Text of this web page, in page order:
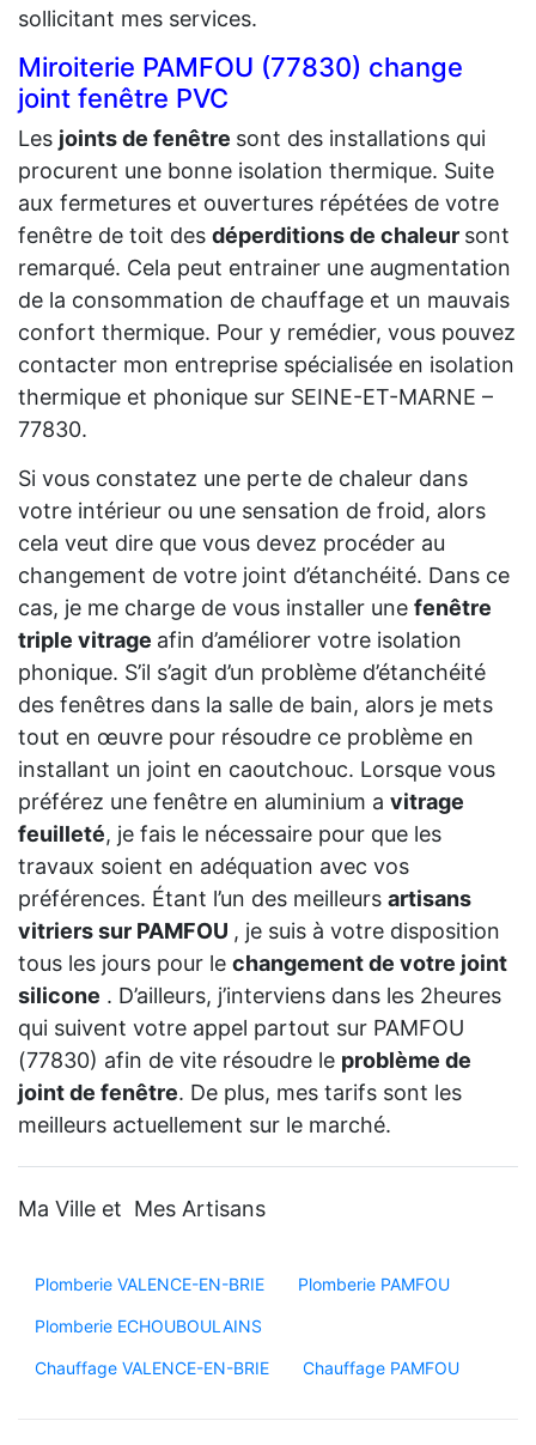
sollicitant mes services.
Miroiterie PAMFOU (77830) change
joint fenêtre PVC
Les joints de fenêtre sont des installations qui
procurent une bonne isolation thermique. Suite
aux fermetures et ouvertures répétées de votre
fenêtre de toit des déperditions de chaleur sont
remarqué. Cela peut entrainer une augmentation
de la consommation de chauffage et un mauvais
confort thermique. Pour y remédier, vous pouvez
contacter mon entreprise spécialisée en isolation
thermique et phonique sur SEINE-ET-MARNE –
77830.
Si vous constatez une perte de chaleur dans
votre intérieur ou une sensation de froid, alors
cela veut dire que vous devez procéder au
changement de votre joint d’étanchéité. Dans ce
cas, je me charge de vous installer une fenêtre
triple vitrage afin d’améliorer votre isolation
phonique. S’il s’agit d’un problème d’étanchéité
des fenêtres dans la salle de bain, alors je mets
tout en œuvre pour résoudre ce problème en
installant un joint en caoutchouc. Lorsque vous
préférez une fenêtre en aluminium a vitrage
feuilleté, je fais le nécessaire pour que les
travaux soient en adéquation avec vos
préférences. Étant l’un des meilleurs artisans
vitriers sur PAMFOU , je suis à votre disposition
tous les jours pour le changement de votre joint
silicone . D’ailleurs, j’interviens dans les 2heures
qui suivent votre appel partout sur PAMFOU
(77830) afin de vite résoudre le problème de
joint de fenêtre. De plus, mes tarifs sont les
meilleurs actuellement sur le marché.
Ma Ville et Mes Artisans
Plomberie VALENCE-EN-BRIE Plomberie PAMFOU
Plomberie ECHOUBOULAINS
Chauffage VALENCE-EN-BRIE Chauffage PAMFOU